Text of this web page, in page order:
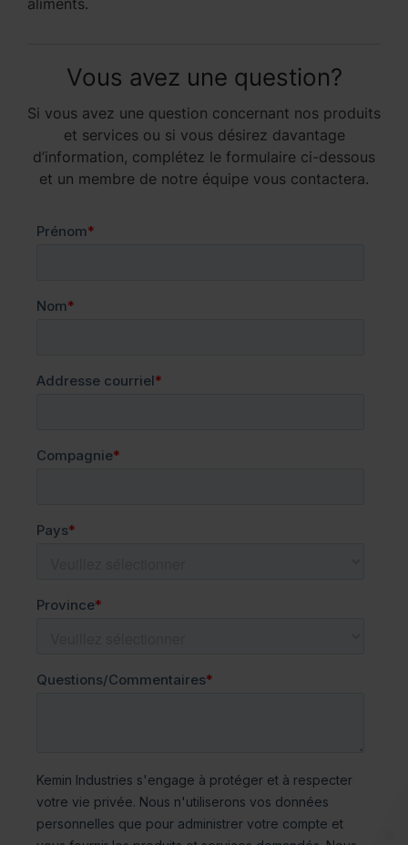
aliments.
Vous avez une question?
Si vous avez une question concernant nos produits
et services ou si vous désirez davantage
d’information, complétez le formulaire ci-dessous
et un membre de notre équipe vous contactera.